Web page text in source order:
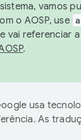
vamos
o AOSP, use
vai referenciar a
.
usa
As